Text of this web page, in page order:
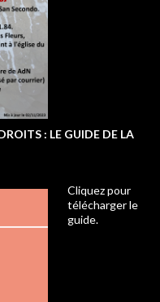
: LE GUIDE DE LA
Cliquez pour
télécharger le
guide.